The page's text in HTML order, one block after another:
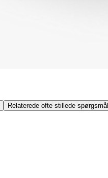
Relaterede ofte stillede spørgsmål